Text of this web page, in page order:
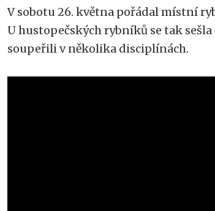
V sobotu 26. května pořádal místní
U hustopečských rybníků se tak
soupeřili v několika disciplínách.